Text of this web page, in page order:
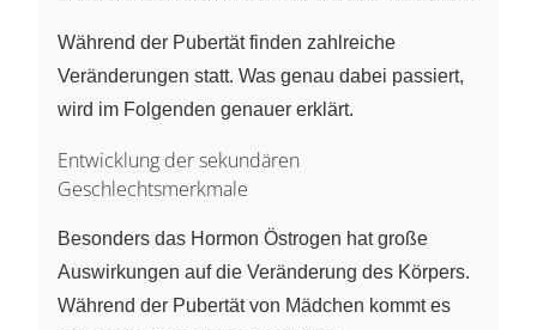
Während der Pubertät finden zahlreiche
Veränderungen statt. Was genau dabei passiert,
wird im Folgenden genauer erklärt.
Entwicklung der sekundären
Geschlechtsmerkmale
Besonders das Hormon Östrogen hat große
Auswirkungen auf die Veränderung des Körpers.
Während der Pubertät von Mädchen kommt es